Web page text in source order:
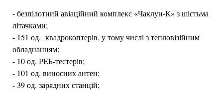
- безпілотний авіаційний комплекс «Чаклун-К» з шістьма
літачками;
- 151 од. квадрокоптерів, у тому числі з тепловізійним
обладнанням;
- 10 од. РЕБ-тестерів;
- 101 од. виносних антен;
- 39 од. зарядних станцій;